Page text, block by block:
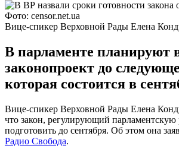
Фото: censor.net.ua
Вице-спикер Верховной Рады Елена
В парламенте планируют
законопроект до
которая состоится в
Вице-спикер Верховной Рады Елена
что закон, регулирующий парламентскую
подготовить до сентября. Об этом она
Радио Свобода.